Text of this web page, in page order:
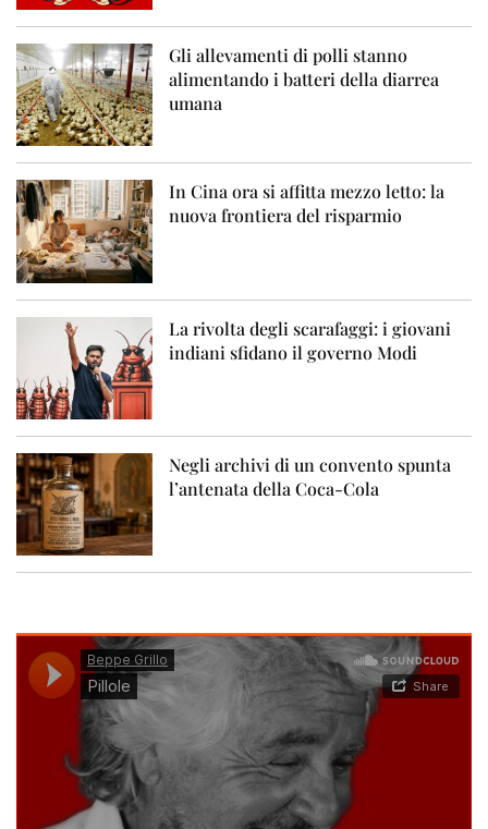
Gli allevamenti di polli stanno
alimentando i batteri della diarrea
umana
In Cina ora si affitta mezzo letto: la
nuova frontiera del risparmio
La rivolta degli scarafaggi: i giovani
indiani sfidano il governo Modi
Negli archivi di un convento spunta
l’antenata della Coca-Cola